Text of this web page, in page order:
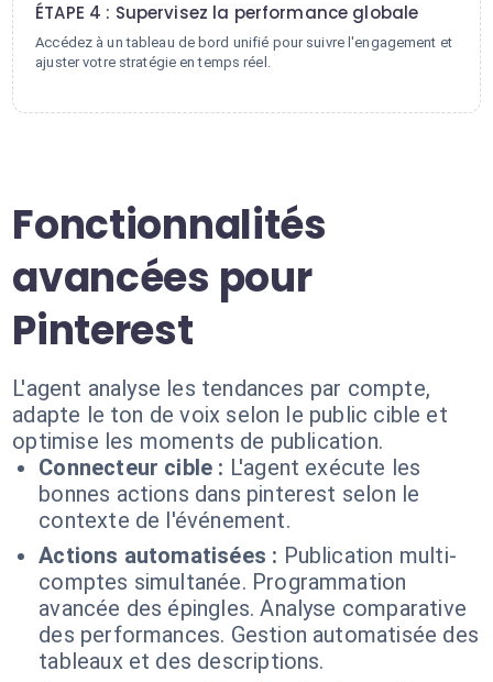
ÉTAPE 4 : Supervisez la performance globale
Accédez à un tableau de bord unifié pour suivre l'engagement et
ajuster votre stratégie en temps réel.
Fonctionnalités
avancées pour
Pinterest
L'agent analyse les tendances par compte,
adapte le ton de voix selon le public cible et
optimise les moments de publication.
Connecteur cible : L'agent exécute les
bonnes actions dans pinterest selon le
contexte de l'événement.
Actions automatisées : Publication multi-
comptes simultanée. Programmation
avancée des épingles. Analyse comparative
des performances. Gestion automatisée des
tableaux et des descriptions.